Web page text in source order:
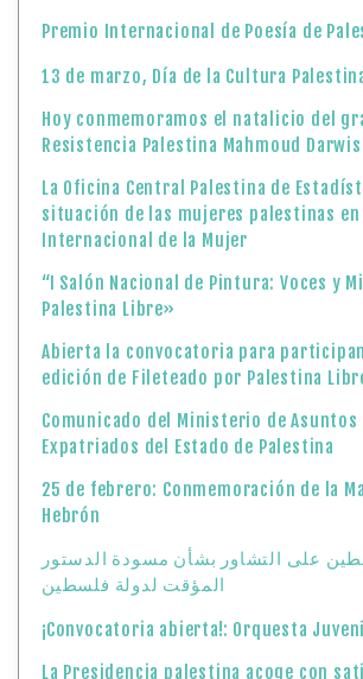
Premio Internacional de Poesía de
13 de marzo, Día de la Cultura
Hoy conmemoramos el natalicio del
Resistencia Palestina Mahmoud
La Oficina Central Palestina de
situación de las mujeres palestinas en
Internacional de la Mujer
“I Salón Nacional de Pintura: Voces y
Palestina Libre»
Abierta la convocatoria para participan
edición de Fileteado por Palestina
Comunicado del Ministerio de
Expatriados del Estado de Palestina
25 de febrero: Conmemoración de la
Hebrón
على التشاور بشأن مسودة الدستور
المؤقت لدولة فلسطين
¡Convocatoria abierta!: Orquesta
La Presidencia palestina acoge con